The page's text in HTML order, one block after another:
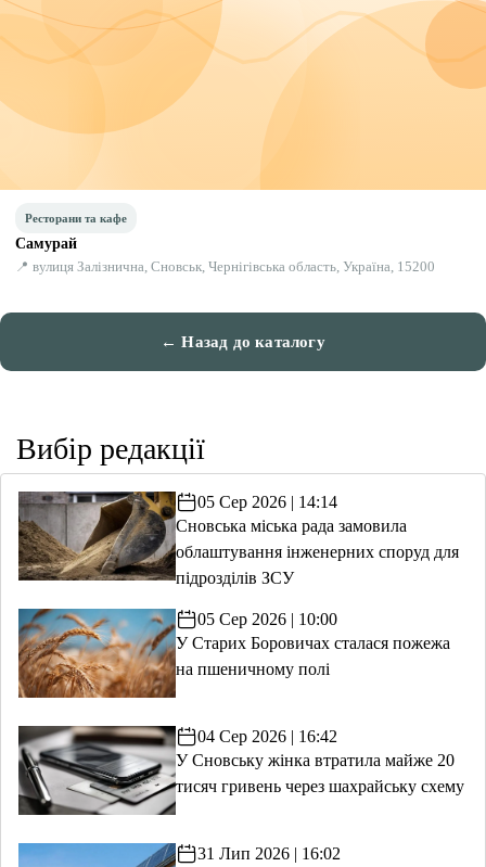
Ресторани та кафе
Самурай
📍 вулиця Залізнична, Сновськ, Чернігівська область, Україна, 15200
← Назад до каталогу
Вибір редакції
05 Сер 2026 | 14:14
Сновська міська рада замовила
облаштування інженерних споруд для
підрозділів ЗСУ
05 Сер 2026 | 10:00
У Старих Боровичах сталася пожежа
на пшеничному полі
04 Сер 2026 | 16:42
У Сновську жінка втратила майже 20
тисяч гривень через шахрайську схему
31 Лип 2026 | 16:02